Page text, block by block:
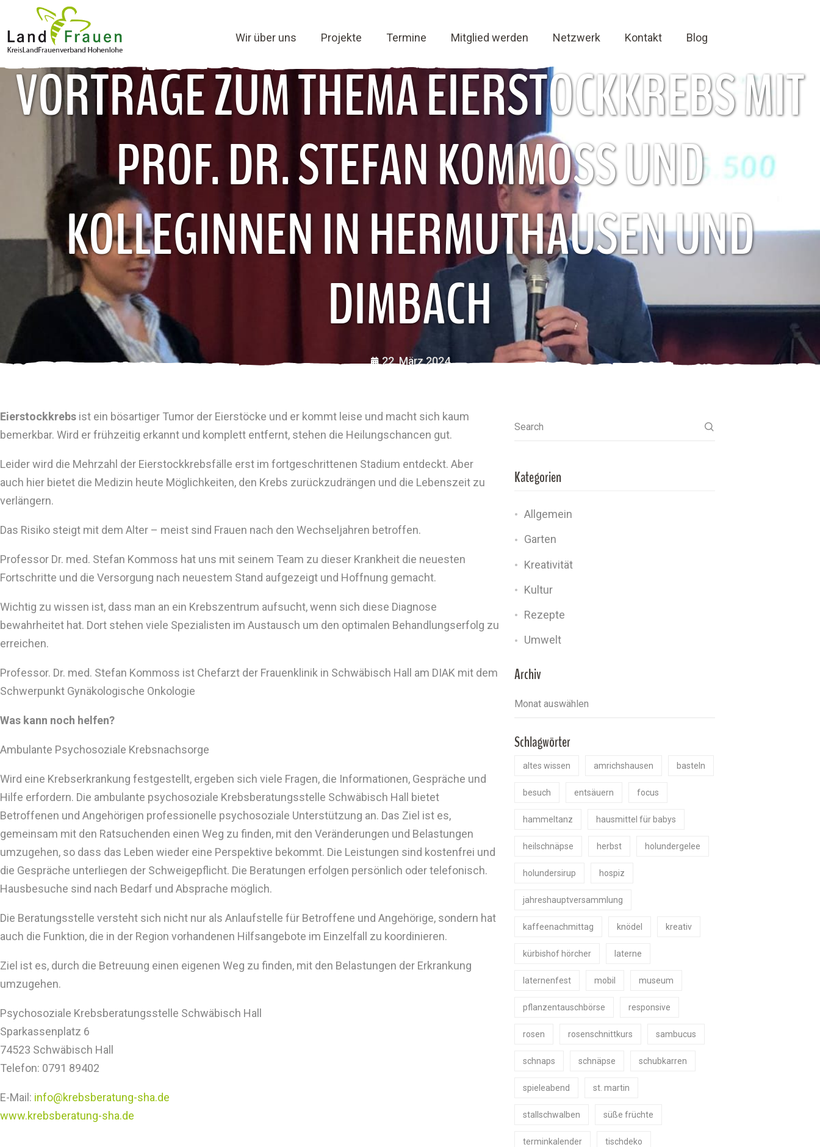
Wir über uns Projekte Termine Mitglied werden Netzwerk Kontakt Blog
VORTRÄGE ZUM THEMA EIERSTOCKKREBS MIT
PROF. DR. STEFAN KOMMOSS UND
KOLLEGINNEN IN HERMUTHAUSEN UND
DIMBACH
22. März 2024
Eierstockkrebs ist ein bösartiger Tumor der Eierstöcke und er kommt leise und macht sich kaum
bemerkbar. Wird er frühzeitig erkannt und komplett entfernt, stehen die Heilungschancen gut.
Leider wird die Mehrzahl der Eierstockkrebsfälle erst im fortgeschrittenen Stadium entdeckt. Aber
auch hier bietet die Medizin heute Möglichkeiten, den Krebs zurückzudrängen und die Lebenszeit zu
verlängern.
Das Risiko steigt mit dem Alter – meist sind Frauen nach den Wechseljahren betroffen.
Professor Dr. med. Stefan Kommoss hat uns mit seinem Team zu dieser Krankheit die neuesten
Fortschritte und die Versorgung nach neuestem Stand aufgezeigt und Hoffnung gemacht.
Wichtig zu wissen ist, dass man an ein Krebszentrum aufsucht, wenn sich diese Diagnose
bewahrheitet hat. Dort stehen viele Spezialisten im Austausch um den optimalen Behandlungserfolg zu
erreichen.
Professor. Dr. med. Stefan Kommoss ist Chefarzt der Frauenklinik in Schwäbisch Hall am DIAK mit dem
Schwerpunkt Gynäkologische Onkologie
Was kann noch helfen?
Ambulante Psychosoziale Krebsnachsorge
Wird eine Krebserkrankung festgestellt, ergeben sich viele Fragen, die Informationen, Gespräche und
Hilfe erfordern. Die ambulante psychosoziale Krebsberatungsstelle Schwäbisch Hall bietet
Betroffenen und Angehörigen professionelle psychosoziale Unterstützung an. Das Ziel ist es,
gemeinsam mit den Ratsuchenden einen Weg zu finden, mit den Veränderungen und Belastungen
umzugehen, so dass das Leben wieder eine Perspektive bekommt. Die Leistungen sind kostenfrei und
die Gespräche unterliegen der Schweigepflicht. Die Beratungen erfolgen persönlich oder telefonisch.
Hausbesuche sind nach Bedarf und Absprache möglich.
Die Beratungsstelle versteht sich nicht nur als Anlaufstelle für Betroffene und Angehörige, sondern hat
auch die Funktion, die in der Region vorhandenen Hilfsangebote im Einzelfall zu koordinieren.
Ziel ist es, durch die Betreuung einen eigenen Weg zu finden, mit den Belastungen der Erkrankung
umzugehen.
Psychosoziale Krebsberatungsstelle Schwäbisch Hall
Sparkassenplatz 6
74523 Schwäbisch Hall
Telefon: 0791 89402
E-Mail: info@krebsberatung-sha.de
www.krebsberatung-sha.de
Search
Kategorien
Allgemein
Garten
Kreativität
Kultur
Rezepte
Umwelt
Archiv
Schlagwörter
altes wissen amrichshausen basteln
besuch entsäuern focus
hammeltanz hausmittel für babys
heilschnäpse herbst holundergelee
holundersirup hospiz
jahreshauptversammlung
kaffeenachmittag knödel kreativ
kürbishof hörcher laterne
laternenfest mobil museum
pflanzentauschbörse responsive
rosen rosenschnittkurs sambucus
schnaps schnäpse schubkarren
spieleabend st. martin
stallschwalben süße früchte
terminkalender tischdeko